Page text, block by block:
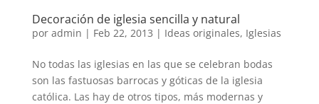
Decoración de iglesia sencilla y natural
por admin | Feb 22, 2013 | Ideas originales, Iglesias
No todas las iglesias en las que se celebran bodas
son las fastuosas barrocas y góticas de la iglesia
católica. Las hay de otros tipos, más modernas y